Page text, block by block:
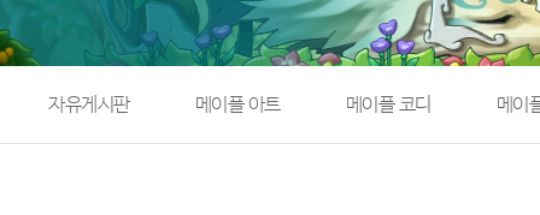
자유게시판 메이플 아트 메이플 코디 메이